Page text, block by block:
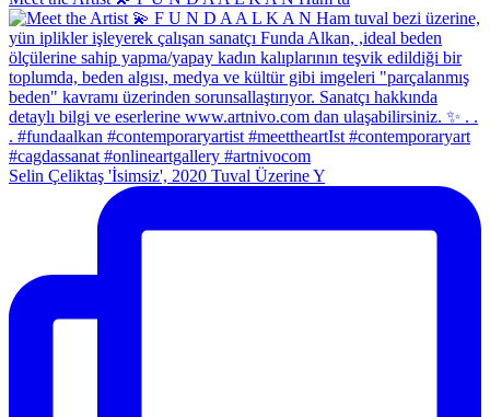
Selin Çeliktaş 'İsimsiz', 2020 Tuval Üzerine Y